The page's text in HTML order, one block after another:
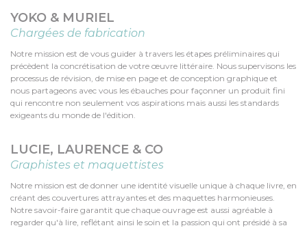
YOKO & MURIEL
Chargées de fabrication
Notre mission est de vous guider à travers les étapes préliminaires qui
précèdent la concrétisation de votre œuvre littéraire. Nous supervisons les
processus de révision, de mise en page et de conception graphique et
nous partageons avec vous les ébauches pour façonner un produit fini
qui rencontre non seulement vos aspirations mais aussi les standards
exigeants du monde de l'édition.
LUCIE, LAURENCE & CO
Graphistes et maquettistes
Notre mission est de donner une identité visuelle unique à chaque livre, en
créant des couvertures attrayantes et des maquettes harmonieuses.
Notre savoir-faire garantit que chaque ouvrage est aussi agréable à
regarder qu'à lire, reflétant ainsi le soin et la passion qui ont présidé à sa